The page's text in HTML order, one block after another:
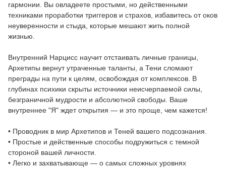
гармонии. Вы овладеете простыми, но действенными
техниками проработки триггеров и страхов, избавитесь от оков
неуверенности и стыда, которые мешают жить полной
жизнью.
Внутренний Нарцисс научит отстаивать личные границы,
Архетипы вернут утраченные таланты, а Тени сломают
преграды на пути к целям, освобождая от комплексов. В
глубинах психики скрыты источники неисчерпаемой силы,
безграничной мудрости и абсолютной свободы. Ваше
внутреннее "Я" ждет открытия — и это проще, чем кажется!
• Проводник в мир Архетипов и Теней вашего подсознания.
• Простые и действенные способы подружиться с темной
стороной вашей личности.
• Легко и захватывающе — о самых сложных уровнях